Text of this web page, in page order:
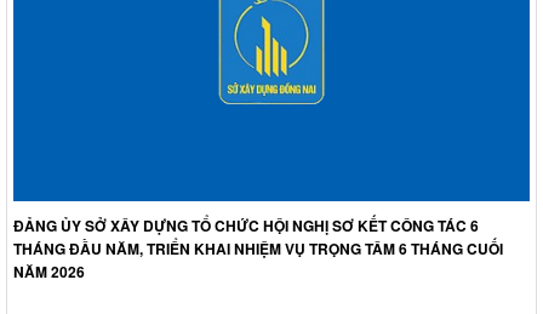
ĐẢNG ỦY SỞ XÂY DỰNG TỔ CHỨC HỘI NGHỊ SƠ KẾT CÔNG TÁC 6
THÁNG ĐẦU NĂM, TRIỂN KHAI NHIỆM VỤ TRỌNG TÂM 6 THÁNG CUỐI
NĂM 2026